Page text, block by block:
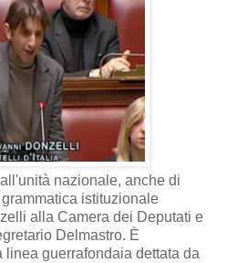
nazionale, anche di
istituzionale
alla Camera dei Deputati e
Delmastro. È
linea guerrafondaia dettata da